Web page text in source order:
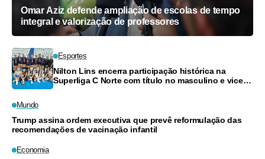
Omar Aziz defende ampliação de escolas de tempo
integral e valorização de professores
Esportes
Nilton Lins encerra participação histórica na
Superliga C Norte com título no masculino e vice-
Mundo
Trump assina ordem executiva que prevê reformulação das
recomendações de vacinação infantil
Economia